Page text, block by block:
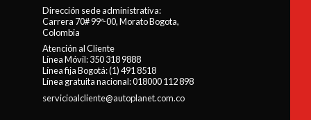
Dirección sede administrativa:
Carrera 70# 99ª-00, Morato Bogota,
Colombia
Atención al Cliente
Línea Móvil:350 318 9888
Línea fija Bogotá:(1) 491 8518
Línea gratuita nacional:018000 112 898
servicioalcliente@autoplanet.com.co